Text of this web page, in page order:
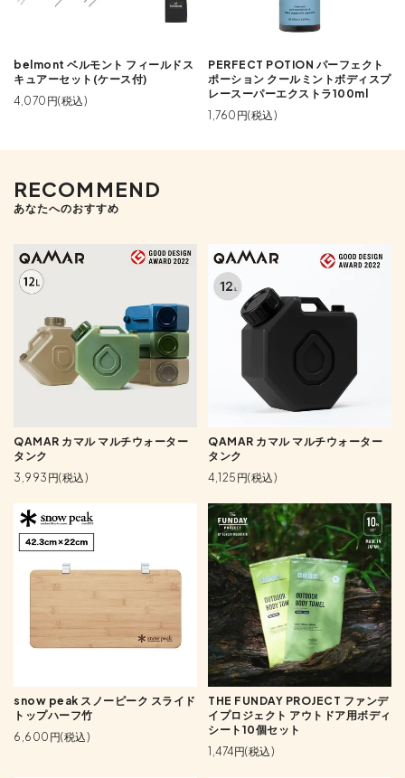
belmont ベルモント フィールドス
キュアーセット(ケース付)
4,070円(税込)
PERFECT POTION パーフェクト
ポーション クールミントボディスプ
レースーパーエクストラ100ml
1,760円(税込)
RECOMMEND
あなたへのおすすめ
QAMAR カマル マルチウォーター
タンク
3,993円(税込)
QAMAR カマル マルチウォーター
タンク
4,125円(税込)
snow peak スノーピーク スライド
トップハーフ竹
6,600円(税込)
THE FUNDAY PROJECT ファンデ
イプロジェクト アウトドア用ボディ
シート10個セット
1,474円(税込)